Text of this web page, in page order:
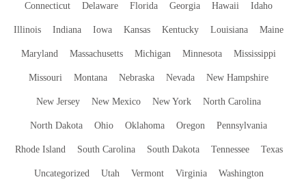
Connecticut Delaware Florida Georgia Hawaii Idaho
Illinois Indiana Iowa Kansas Kentucky Louisiana Maine
Maryland Massachusetts Michigan Minnesota Mississippi
Missouri Montana Nebraska Nevada New Hampshire
New Jersey New Mexico New York North Carolina
North Dakota Ohio Oklahoma Oregon Pennsylvania
Rhode Island South Carolina South Dakota Tennessee Texas
Uncategorized Utah Vermont Virginia Washington